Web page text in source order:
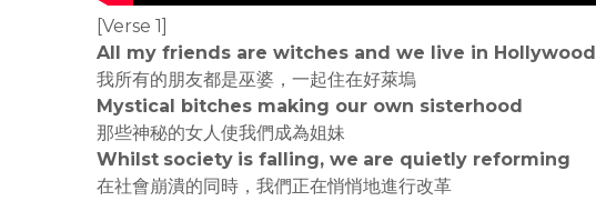
[Verse 1]
All my friends are witches and we live in Hollywood
我所有的朋友都是巫婆，一起住在好萊塢
Mystical bitches making our own sisterhood
那些神秘的女人使我們成為姐妹
Whilst society is falling, we are quietly reforming
在社會崩潰的同時，我們正在悄悄地進行改革